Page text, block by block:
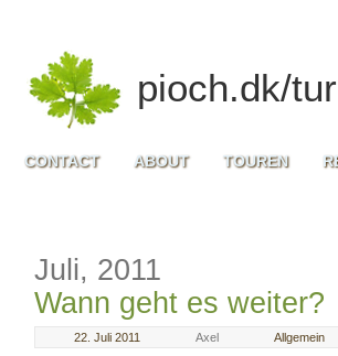
pioch.dk/tur
CONTACT ABOUT TOUREN
Juli, 2011
Wann geht es weiter?
22. Juli 2011 Axel Allgemein